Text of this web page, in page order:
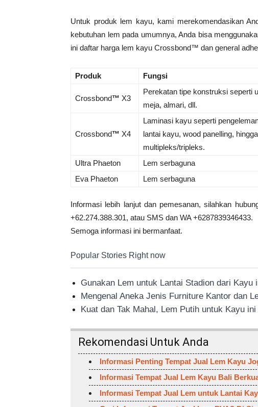
Untuk produk lem kayu, kami merekomendasikan
kebutuhan lem pada umumnya, Anda bisa
ini daftar harga lem kayu Crossbond™ dan general
Produk Fungsi
Crossbond™ X3
Perekatan tipe konstruksi seperti
meja, almari, dll.
Crossbond™ X4
Laminasi kayu seperti
lantai kayu, wood panelling, hingga
multipleks/tripleks.
Ultra Phaeton Lem serbaguna
Eva Phaeton
Lem serbaguna
Informasi lebih lanjut dan pemesanan, silahkan
+62.274.388.301, atau SMS dan WA +6287839346433.
Semoga informasi ini bermanfaat.
Popular Stories Right now
Gunakan Lem untuk Lantai Stadion dari Kayu
Mengenal Aneka Jenis Furniture Kantor dan
Kuat dan Tak Mahal, Lem Putih untuk Kayu
Rekomendasi Untuk Anda
Informasi Penting Tempat Jual Lem Kayu
Informasi Tempat Jual Lem Kayu Bali
Informasi Tempat Jual Lem untuk Lantai